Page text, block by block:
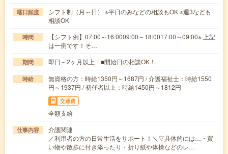
曜日頻度
シフト制（月～日） ※平日のみなどの相談もOK ※週3なども
相談OK
時間
【シフト例】07:00～16:0009:00～18:0017:00～09:00※ 上記
は一例です！そ…
期間 即日～2ヶ月以上 ■開始日の相談OK！
時給
無資格の方：時給1350円～1687円 / 介護福祉士：時給1550
円～1937円 / 初任者以上：時給1450円～1812円
交通費
全額支給
仕事内容
介護関連
／利用者の方の日常生活をサポート！＼▽具体的には…・買
い物や散歩に付き添ったり・折り紙や体操などのレ…